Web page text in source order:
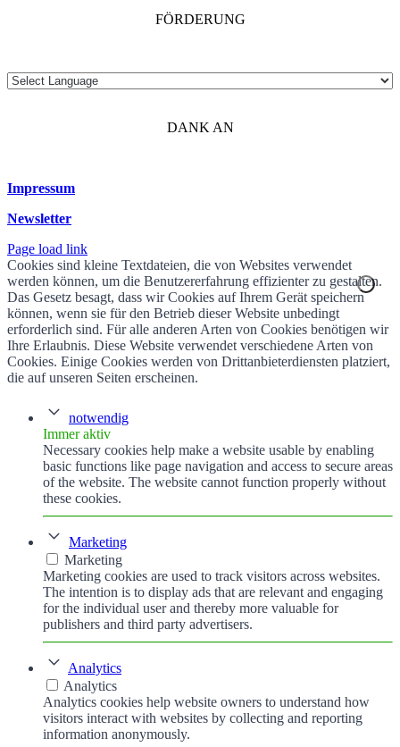
FÖRDERUNG
DANK AN
Impressum
Newsletter
Page load link
Cookies sind kleine Textdateien, die von Websites verwendet
werden können, um die Benutzererfahrung effizienter zu gestalten.
Das Gesetz besagt, dass wir Cookies auf Ihrem Gerät speichern
können, wenn sie für den Betrieb dieser Website unbedingt
erforderlich sind. Für alle anderen Arten von Cookies benötigen wir
Ihre Erlaubnis. Diese Website verwendet verschiedene Arten von
Cookies. Einige Cookies werden von Drittanbieterdiensten platziert,
die auf unseren Seiten erscheinen.
notwendig
Immer aktiv
Necessary cookies help make a website usable by enabling
basic functions like page navigation and access to secure areas
of the website. The website cannot function properly without
these cookies.
Marketing
Marketing
Marketing cookies are used to track visitors across websites.
The intention is to display ads that are relevant and engaging
for the individual user and thereby more valuable for
publishers and third party advertisers.
Analytics
Analytics
Analytics cookies help website owners to understand how
visitors interact with websites by collecting and reporting
information anonymously.